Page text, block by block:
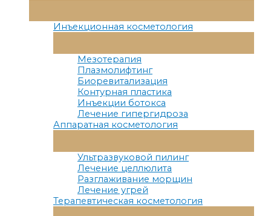
Меню
Инъекционная косметология
Меню
Мезотерапия
Плазмолифтинг
Биоревитализация
Контурная пластика
Инъекции ботокса
Лечение гипергидроза
Аппаратная косметология
Меню
Ультразвуковой пилинг
Лечение целлюлита
Разглаживание морщин
Лечение угрей
Терапевтическая косметология